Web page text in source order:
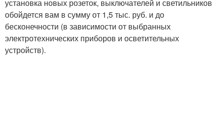
установка новых розеток, выключателей и светильников
обойдется вам в сумму от 1,5 тыс. руб. и до
бесконечности (в зависимости от выбранных
электротехнических приборов и осветительных
устройств).